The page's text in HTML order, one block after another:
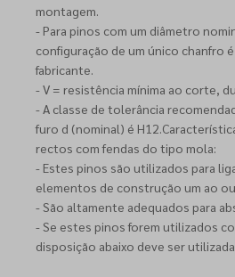
montagem.
- Para pinos com um diâmetro
configuração de um único chanfro
fabricante.
- V = resistência mínima ao corte,
- A classe de tolerância
furo d (nominal) é
rectos com fendas do tipo mola:
- Estes pinos são utilizados para
elementos de construção um ao
- São altamente adequados para
- Se estes pinos forem utilizados
disposição abaixo deve ser